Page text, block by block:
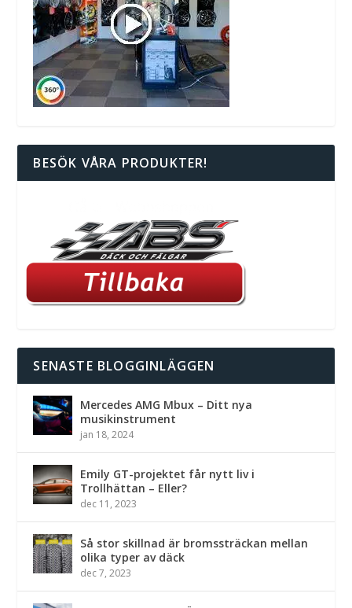
BESÖK VÅRA PRODUKTER!
SENASTE BLOGGINLÄGGEN
Mercedes AMG Mbux – Ditt nya
musikinstrument
jan 18, 2024
Emily GT-projektet får nytt liv i
Trollhättan – Eller?
dec 11, 2023
Så stor skillnad är bromssträckan mellan
olika typer av däck
dec 7, 2023